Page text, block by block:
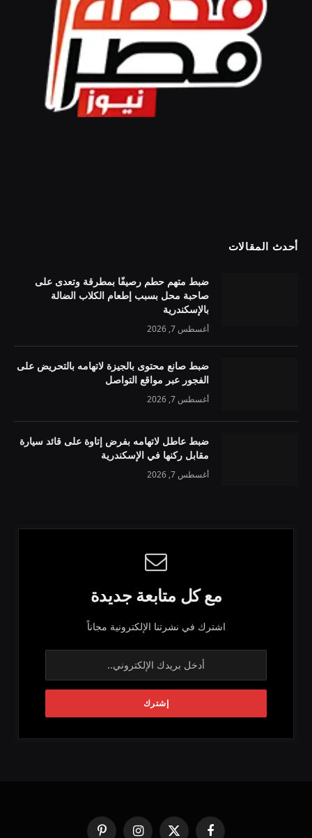
أحدث المقالات
ضبط متهم حطم رصيفًا بمطرقة وتعدى على
صاحبة محل بسبب إطعام الكلاب الضالة
بالإسكندرية
أغسطس 7, 2026
ضبط صانع محتوى بالجيزة لاتهامه بالتحريض على
الفجور عبر مواقع التواصل
أغسطس 7, 2026
ضبط عاطل لاتهامه بفرض إتاوة على قائد سيارة
مقابل ركنها في الإسكندرية
أغسطس 7, 2026
مع كل متابعة جديدة
اشترك في نشرتنا الإلكترونية مجاناً